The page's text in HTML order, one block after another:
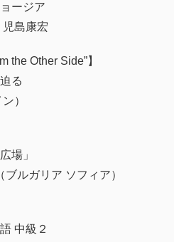
ージア
島康宏
the Other Side”】
る
）
場」
ルガリア ソフィア）
中級２